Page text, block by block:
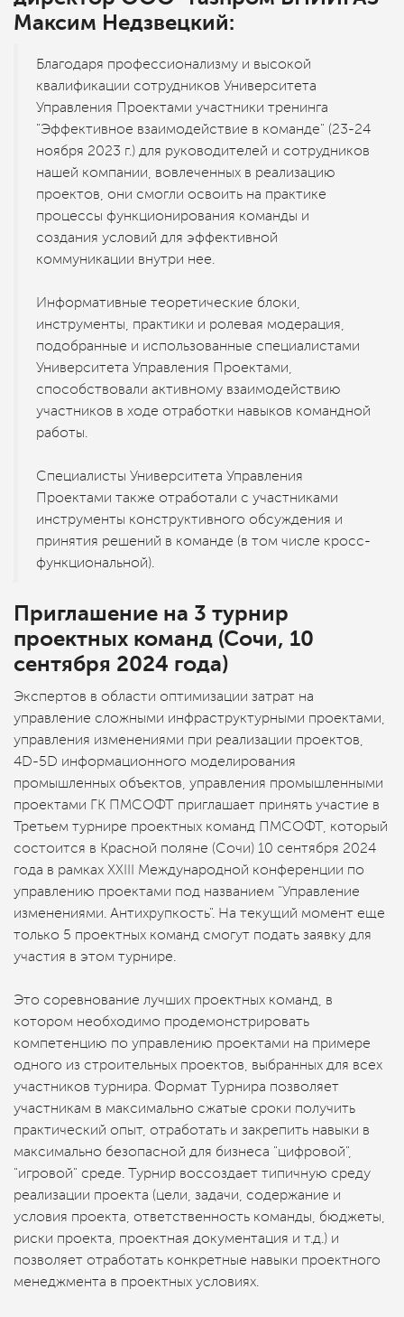
Максим Недзвецкий:
Благодаря профессионализму и высокой
квалификации сотрудников Университета
Управления Проектами участники тренинга
"Эффективное взаимодействие в команде" (23-24
ноября 2023 г.) для руководителей и сотрудников
нашей компании, вовлеченных в реализацию
проектов, они смогли освоить на практике
процессы функционирования команды и
создания условий для эффективной
коммуникации внутри нее.
Информативные теоретические блоки,
инструменты, практики и ролевая модерация,
подобранные и использованные специалистами
Университета Управления Проектами,
способствовали активному взаимодействию
участников в ходе отработки навыков командной
работы.
Специалисты Университета Управления
Проектами также отработали с участниками
инструменты конструктивного обсуждения и
принятия решений в команде (в том числе кросс-
функциональной).
Приглашение на 3 турнир
проектных команд (Сочи, 10
сентября 2024 года)
Экспертов в области оптимизации затрат на
управление сложными инфраструктурными проектами,
управления изменениями при реализации проектов,
4D-5D информационного моделирования
промышленных объектов, управления промышленными
проектами ГК ПМСОФТ приглашает принять участие в
Третьем турнире проектных команд ПМСОФТ, который
состоится в Красной поляне (Сочи) 10 сентября 2024
года в рамках XXIII Международной конференции по
управлению проектами под названием "Управление
изменениями. Антихрупкость". На текущий момент еще
только 5 проектных команд смогут подать заявку для
участия в этом турнире.
Это соревнование лучших проектных команд, в
котором необходимо продемонстрировать
компетенцию по управлению проектами на примере
одного из строительных проектов, выбранных для всех
участников турнира. Формат Турнира позволяет
участникам в максимально сжатые сроки получить
практический опыт, отработать и закрепить навыки в
максимально безопасной для бизнеса "цифровой",
"игровой" среде. Турнир воссоздает типичную среду
реализации проекта (цели, задачи, содержание и
условия проекта, ответственность команды, бюджеты,
риски проекта, проектная документация и т.д.) и
позволяет отработать конкретные навыки проектного
менеджмента в проектных условиях.